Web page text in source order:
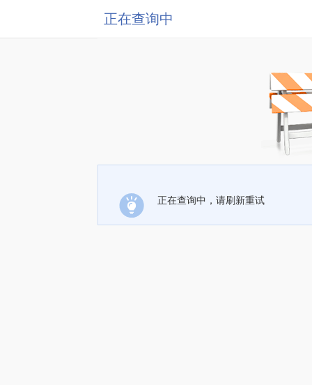
正在查询中
正在查询中，请刷新重试